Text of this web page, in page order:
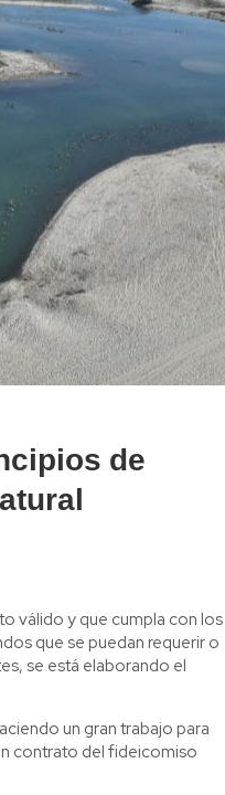
de
válido y que cumpla con los
que se puedan requerir o
se está elaborando el
un gran trabajo para
contrato del fideicomiso